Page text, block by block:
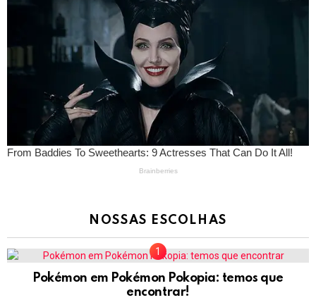
NOSSAS ESCOLHAS
Pokémon em Pokémon Pokopia: temos que
encontrar!